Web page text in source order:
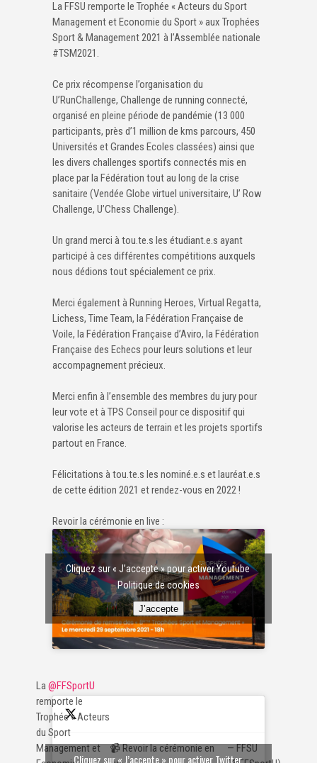
La FFSU remporte le Trophée « Acteurs du Sport
Management et Economie du Sport » aux Trophées
Sport & Management 2021 à l’Assemblée nationale
#TSM2021.
Ce prix récompense l’organisation du
U’RunChallenge, Challenge de running connecté,
organisé en pleine période de pandémie (13 000
participants, près d’1 million de kms parcours, 450
Universités et Grandes Ecoles classées) ainsi que
les divers challenges sportifs connectés mis en
place par la Fédération tout au long de la crise
sanitaire (Vendée Globe virtuel universitaire, U’ Row
Challenge, U’Chess Challenge).
Un grand merci à tou.te.s les étudiant.e.s ayant
participé à ces différentes compétitions auxquels
nous dédions tout spécialement ce prix.
Merci également à Running Heroes, Virtual Regatta,
Lichess, Time Team, la Fédération Française de
Voile, la Fédération Française d’Aviro, la Fédération
Française des Echecs pour leurs solutions et leur
accompagnement précieux.
Merci enfin à l’ensemble des membres du jury pour
leur vote et à TPS Conseil pour ce dispositif qui
valorise les acteurs de terrain et les projets sportifs
partout en France.
Félicitations à tou.te.s les nominé.e.s et lauréat.e.s
de cette édition 2021 et rendez-vous en 2022 !
Revoir la cérémonie en live :
Cliquez sur « J’accepte » pour activer Youtube
Politique de cookies
J’accepte
La@FFSportU
remporte le
Trophée « Acteurs
du Sport
Management et
📹 Revoir la cérémonie en
— FFSU
Cliquez sur « J’accepte » pour activer Twitter